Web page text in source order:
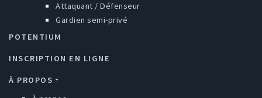
Attaquant / Défenseur
Gardien semi-privé
POTENTIUM
INSCRIPTION EN LIGNE
À PROPOS